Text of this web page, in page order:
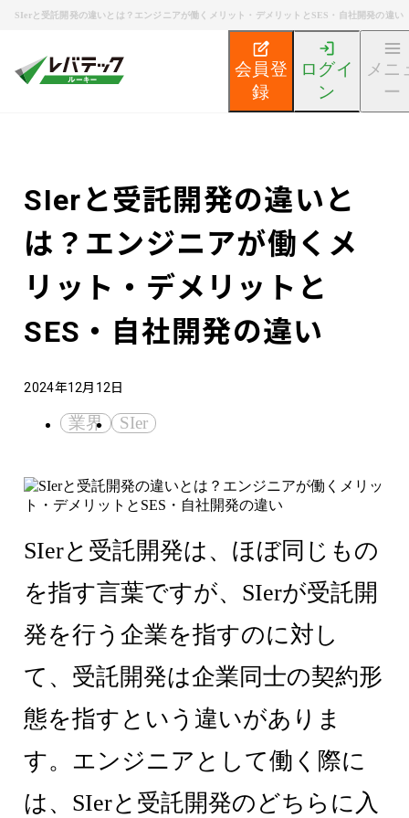
SIerと受託開発の違いとは？エンジニアが働くメリット・デメリットとSES・自社開発の違い
会員登
録
ログイ
ン
メニ
ー
エンジニア就活ノウハウ記事
SIerと受託開発の違いと
は？エンジニアが働くメ
リット・デメリットと
SES・自社開発の違い
2024年12月12日
業界 SIer
SIerと受託開発は、ほぼ同じもの
を指す言葉ですが、SIerが受託開
発を行う企業を指すのに対し
て、受託開発は企業同士の契約形
態を指すという違いがありま
す。エンジニアとして働く際に
は、SIerと受託開発のどちらに入